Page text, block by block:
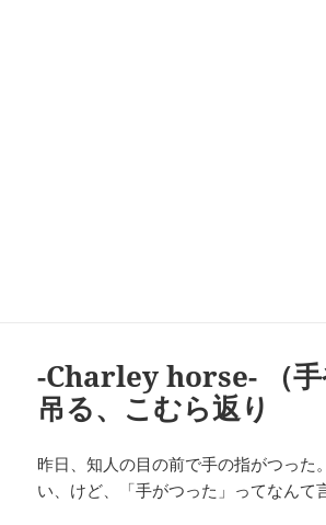
-Charley horse- （手
吊る、こむら返り
昨日、知人の目の前で手の指がつった
い、けど、「手がつった」ってなんて